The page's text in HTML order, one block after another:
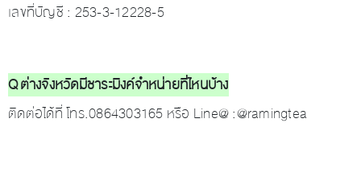
เลขที่บัญชี : 253-3-12228-5
Q ต่างจังหวัดมีชาระมิงค์จำหน่ายที่ไหนบ้าง
ติดต่อได้ที่ โทร.0864303165 หรือ Line@ :@ramingtea